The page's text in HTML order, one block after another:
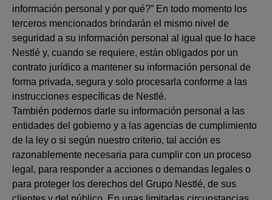
información personal y por qué?” En todo momento los
terceros mencionados brindarán el mismo nivel de
seguridad a su información personal al igual que lo hace
Nestlé y, cuando se requiere, están obligados por un
contrato jurídico a mantener su información personal de
forma privada, segura y solo procesarla conforme a las
instrucciones específicas de Nestlé.
También podemos darle su información personal a las
entidades del gobierno y a las agencias de cumplimiento
de la ley o si según nuestro criterio, tal acción es
razonablemente necesaria para cumplir con un proceso
legal, para responder a acciones o demandas legales o
para proteger los derechos del Grupo Nestlé, de sus